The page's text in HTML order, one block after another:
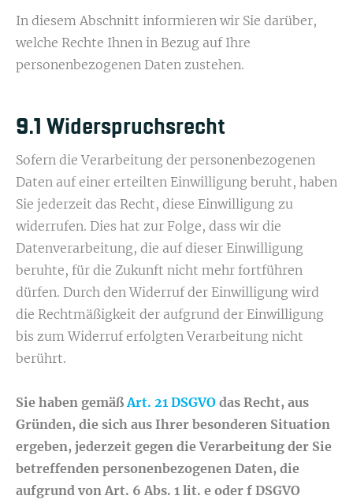
In diesem Abschnitt informieren wir Sie darüber,
welche Rechte Ihnen in Bezug auf Ihre
personenbezogenen Daten zustehen.
9.1 Widerspruchsrecht
Sofern die Verarbeitung der personenbezogenen
Daten auf einer erteilten Einwilligung beruht, haben
Sie jederzeit das Recht, diese Einwilligung zu
widerrufen. Dies hat zur Folge, dass wir die
Datenverarbeitung, die auf dieser Einwilligung
beruhte, für die Zukunft nicht mehr fortführen
dürfen. Durch den Widerruf der Einwilligung wird
die Rechtmäßigkeit der aufgrund der Einwilligung
bis zum Widerruf erfolgten Verarbeitung nicht
berührt.
Sie haben gemäß Art. 21 DSGVO das Recht, aus
Gründen, die sich aus Ihrer besonderen Situation
ergeben, jederzeit gegen die Verarbeitung der Sie
betreffenden personenbezogenen Daten, die
aufgrund von Art. 6 Abs. 1 lit. e oder f DSGVO